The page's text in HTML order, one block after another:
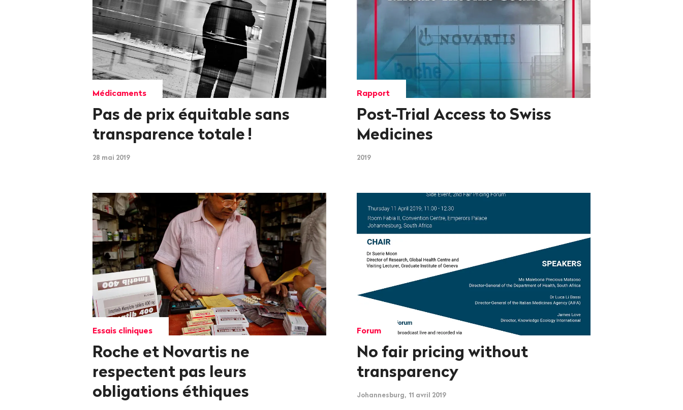
Médicaments
Pas de prix équitable sans
transparence totale !
28 mai 2019
Rapport
Post-Trial Access to Swiss
Medicines
2019
Essais cliniques
Roche et Novartis ne
respectent pas leurs
obligations éthiques
Forum
No fair pricing without
transparency
Johannesburg, 11 avril 2019